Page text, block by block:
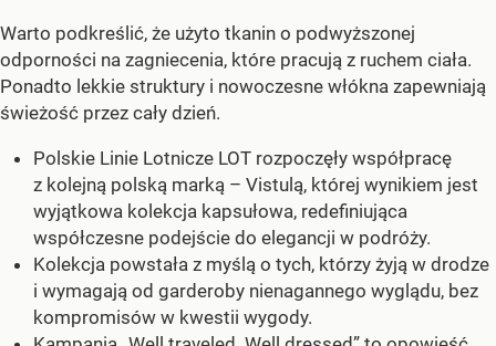
Warto podkreślić, że użyto tkanin o podwyższonej
odporności na zagniecenia, które pracują z ruchem ciała.
Ponadto lekkie struktury i nowoczesne włókna zapewniają
świeżość przez cały dzień.
Polskie Linie Lotnicze LOT rozpoczęły współpracę
z kolejną polską marką – Vistulą, której wynikiem jest
wyjątkowa kolekcja kapsułowa, redefiniująca
współczesne podejście do elegancji w podróży.
Kolekcja powstała z myślą o tych, którzy żyją w drodze
i wymagają od garderoby nienagannego wyglądu, bez
kompromisów w kwestii wygody.